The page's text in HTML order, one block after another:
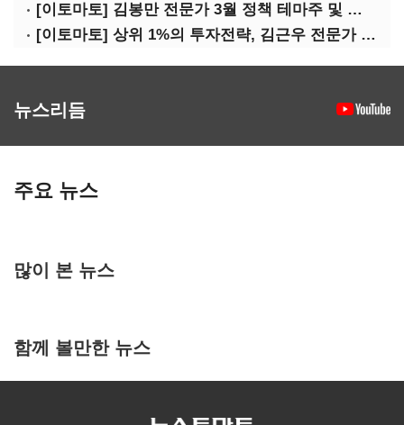
[이토마토] 김봉만 전문가 3월 정책 테마주 및 제약 바이오 선취매 전략 아카데미 3/5(목) 2부 진행
[이토마토] 상위 1%의 투자전략, 김근우 전문가 투자클럽에서 확인하세요
뉴스리듬
주요 뉴스
많이 본 뉴스
함께 볼만한 뉴스